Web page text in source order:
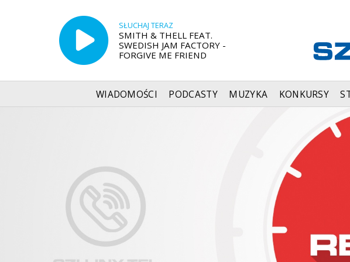
SŁUCHAJ TERAZ
SMITH & THELL FEAT.
SWEDISH JAM FACTORY -
FORGIVE ME FRIEND
WIADOMOŚCI PODCASTY MUZYKA KONKURSY